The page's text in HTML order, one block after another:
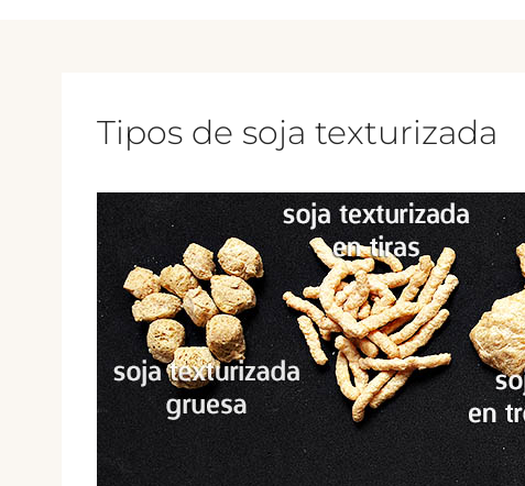
Tipos de soja texturizada